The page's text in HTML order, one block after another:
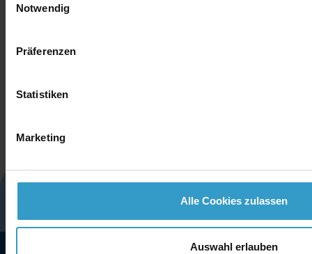
Notwendig
Präferenzen
Statistiken
Marketing
Alle Cookies zulassen
Auswahl erlauben
Datenschutz Cookies Kontakt